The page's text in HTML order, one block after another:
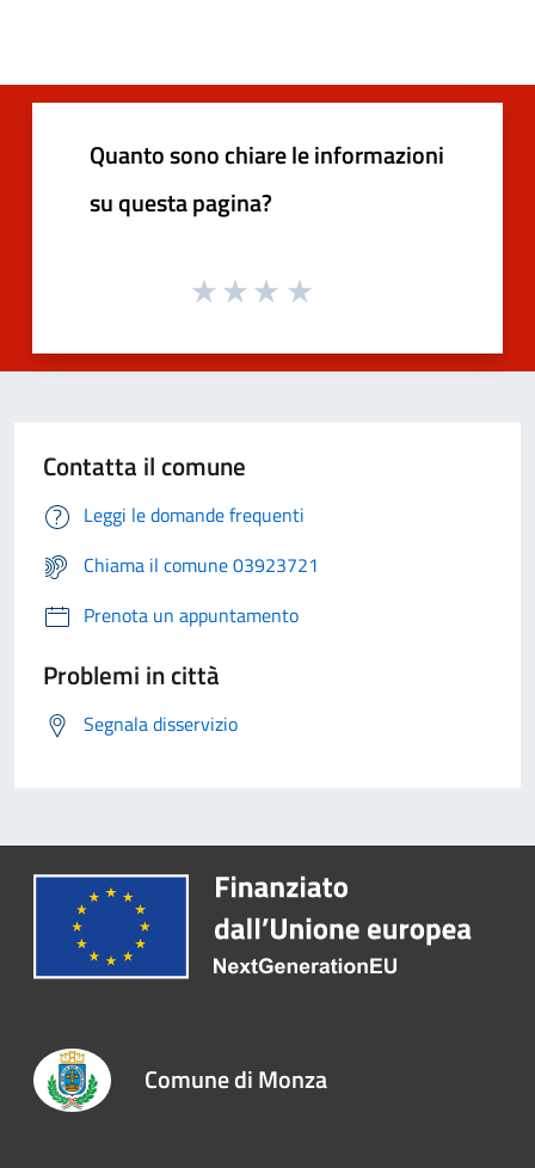
Quanto sono chiare le informazioni
su questa pagina?
Contatta il comune
Leggi le domande frequenti
Chiama il comune 03923721
Prenota un appuntamento
Problemi in città
Segnala disservizio
Comune di Monza